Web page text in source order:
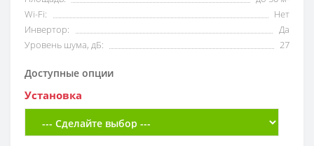
Wi-Fi:
Нет
Инвертор:
Да
Уровень шума, дБ:
27
Доступные опции
Установка